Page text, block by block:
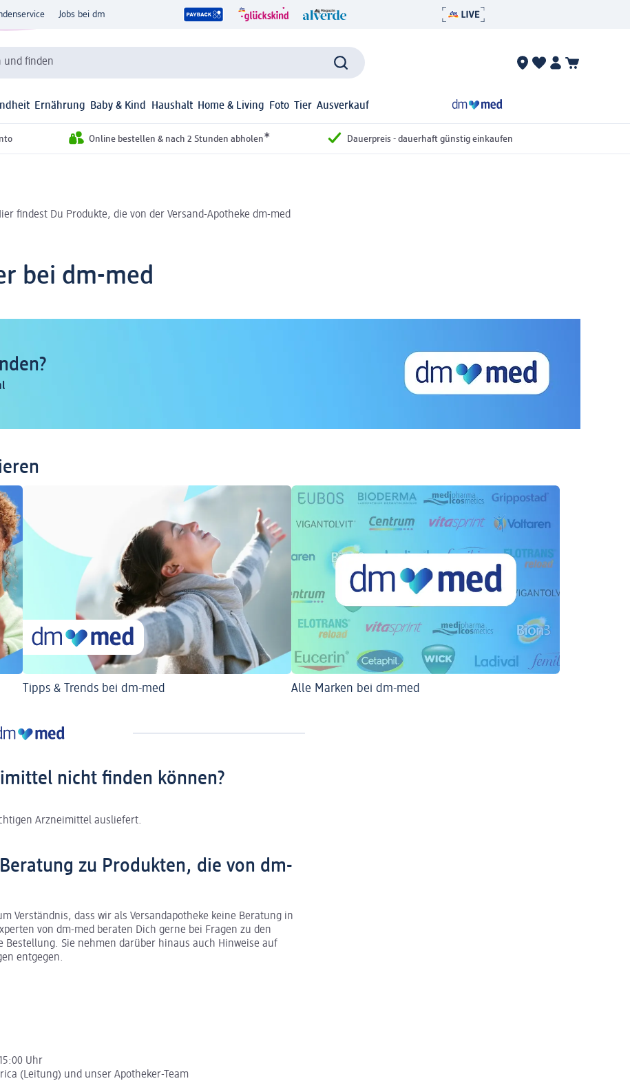
Jobs bei dm
und finden
Ernährung Baby & Kind Haushalt Home & Living Foto Tier Ausverkauf
Online bestellen & nach 2 Stunden abholen* Dauerpreis - dauerhaft günstig einkaufen
findest Du Produkte, die von der Versand-Apotheke dm-med
bei dm-med
Tipps & Trends bei dm-med Alle Marken bei dm-med
nicht finden können?
Arzneimittel ausliefert.
zu Produkten, die von dm-
Verständnis, dass wir als Versandapotheke keine Beratung in
von dm-med beraten Dich gerne bei Fragen zu den
Sie nehmen darüber hinaus auch Hinweise auf
entgegen.
Uhr
(Leitung) und unser Apotheker-Team